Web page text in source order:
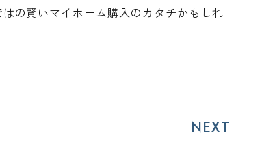
の賢いマイホーム購入のカタチかもしれ
NEXT